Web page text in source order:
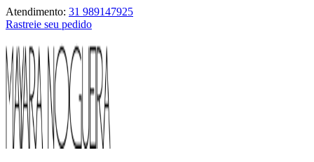
Atendimento: 31 989147925
Rastreie seu pedido